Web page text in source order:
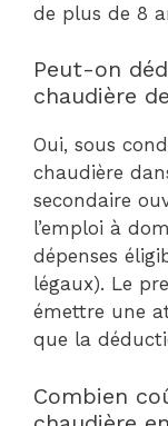
de plus de 8
Peut-on
chaudière
Oui, sous
chaudière
secondaire
l’emploi à
dépenses
légaux). Le
émettre une
que la
Combien